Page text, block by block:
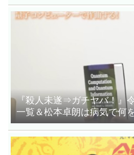
『殺人未遂⇒ガチヤバ！』
一覧＆松本卓朗は病気で何